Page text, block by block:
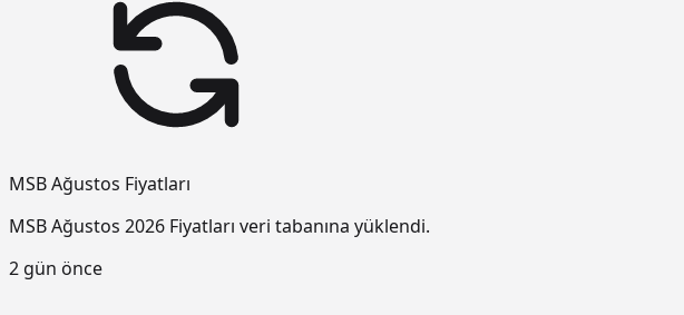
MSB Ağustos Fiyatları
MSB Ağustos 2026 Fiyatları veri tabanına yüklendi.
2 gün önce